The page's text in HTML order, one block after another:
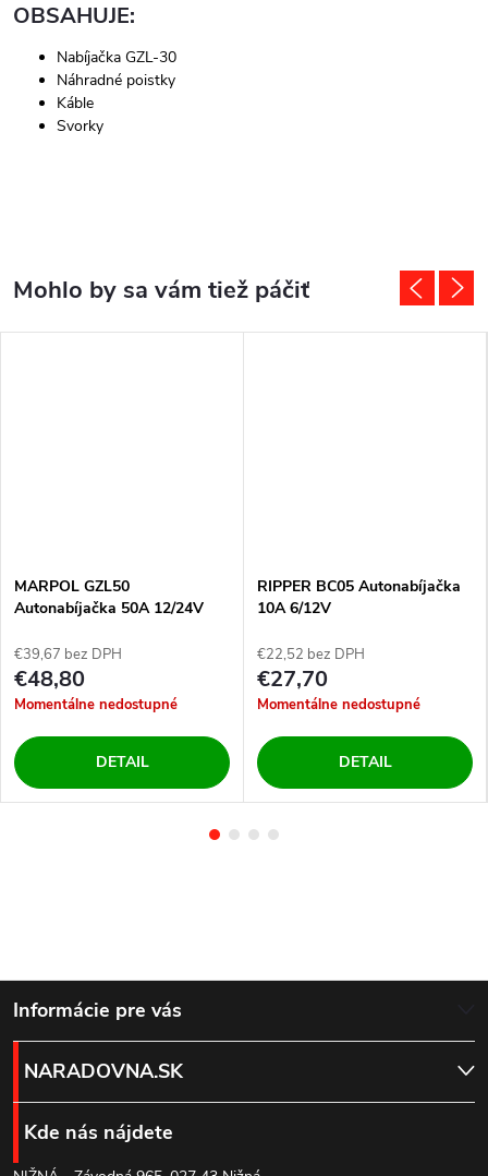
OBSAHUJE:
Nabíjačka GZL-30
Náhradné poistky
Káble
Svorky
MARPOL GZL50
Autonabíjačka 50A 12/24V
€39,67 bez DPH
€48,80
Momentálne nedostupné
DETAIL
RIPPER BC05 Autonabíjačka
10A 6/12V
€22,52 bez DPH
€27,70
Momentálne nedostupné
DETAIL
Z
á
p
Informácie pre vás
NARADOVNA.SK
Kde nás nájdete